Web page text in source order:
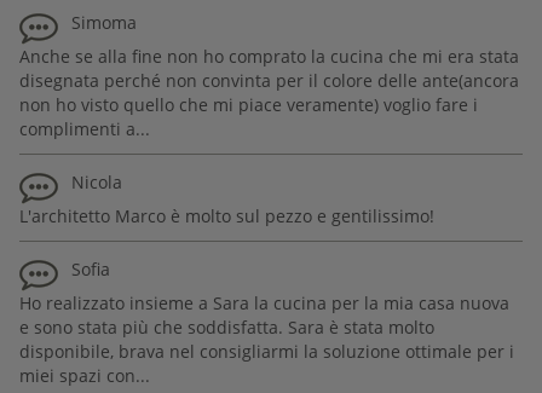
Simoma
Anche se alla fine non ho comprato la cucina che mi era stata
disegnata perché non convinta per il colore delle ante(ancora
non ho visto quello che mi piace veramente) voglio fare i
complimenti a...
Nicola
L'architetto Marco è molto sul pezzo e gentilissimo!
Sofia
Ho realizzato insieme a Sara la cucina per la mia casa nuova
e sono stata più che soddisfatta. Sara è stata molto
disponibile, brava nel consigliarmi la soluzione ottimale per i
miei spazi con...